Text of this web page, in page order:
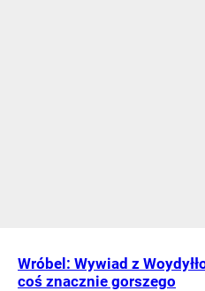
Wróbel: Wywiad z
coś znacznie gorszego